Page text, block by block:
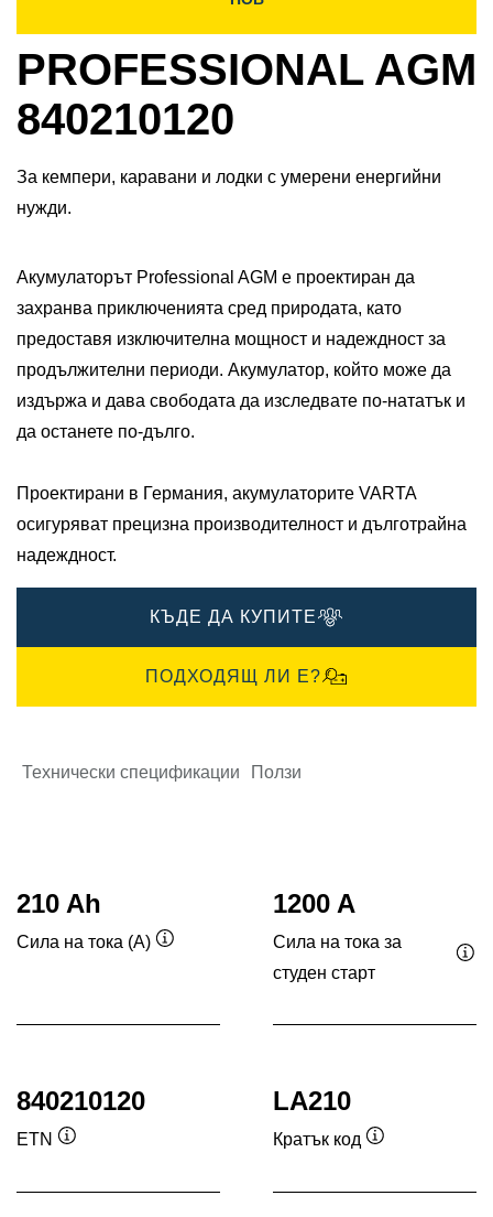
PROFESSIONAL AGM
840210120
За кемпери, каравани и лодки с умерени енергийни
нужди.
Акумулаторът Professional AGM е проектиран да
захранва приключенията сред природата, като
предоставя изключителна мощност и надеждност за
продължителни периоди. Акумулатор, който може да
издържа и дава свободата да изследвате по-нататък и
да останете по-дълго.​
Проектирани в Германия, акумулаторите VARTA
осигуряват прецизна производителност и дълготрайна
надеждност.
КЪДЕ ДА КУПИТЕ
ПОДХОДЯЩ ЛИ Е?
Технически спецификации Ползи
210 Ah
Сила на тока (A)
1200 A
Сила на тока за
студен старт
840210120
ETN
LA210
Кратък код